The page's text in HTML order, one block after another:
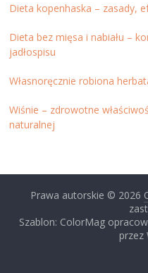
Dieta kopenhaska – zasady,
Dieta bez mięsa i nabiału –
jadłospisu
Własnoręcznie robiona
Wiśnie – zdrowotne
naturalnej
Prawa autorskie © 2026
Szablon: ColorMag
przez